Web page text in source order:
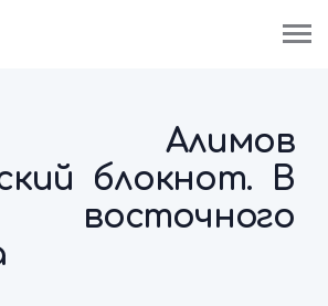
Алимов
блокнот. В